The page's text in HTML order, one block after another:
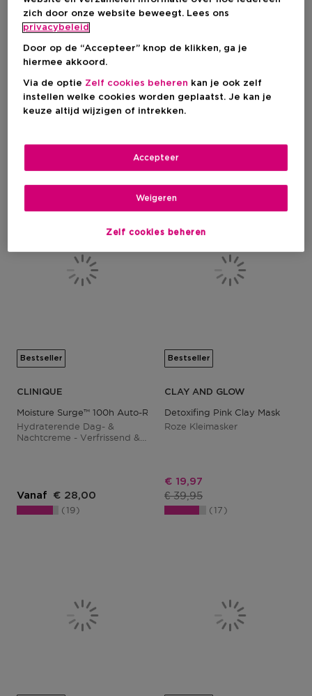
Bestseller
CLAY AND GLOW
Hydrating Moisturizer
Hydraterende Dag- En
Nachtcrème
Bestseller
CLAY AND GLOW
Verzachtende Reinigingsgel
Bestseller
CLINIQUE
Moisture Surge™ 100h Auto-Replenishing Hydrator
Hydraterende Dag- &
Nachtcreme - Verfrissend &
Vanaf € 28,00
19
-50%
Bestseller
CLAY AND GLOW
Detoxifing Pink Clay Mask
Roze Kleimasker
Kortingsprijs
€ 19,97
Productprijs
€ 39,95
17
zich door onze website beweegt. Lees ons
privacybeleid
Door op de “Accepteer” knop de klikken, ga je
hiermee akkoord.
Via de optie Zelf cookies beheren kan je ook zelf
instellen welke cookies worden geplaatst. Je kan je
keuze altijd wijzigen of intrekken.
Zelf cookies beheren
Weigeren
Accepteer